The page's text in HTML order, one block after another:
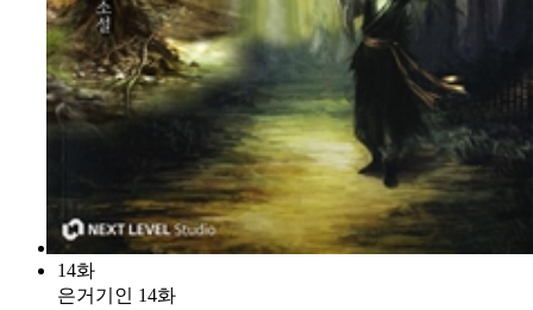
14화
은거기인 14화